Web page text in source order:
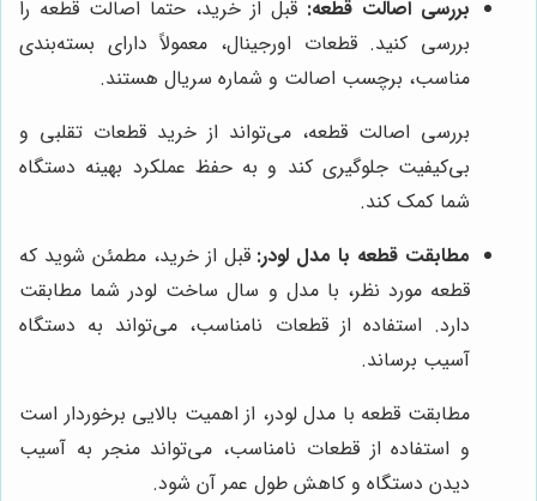
بررسی اصالت قطعه: قبل از خرید، حتماً اصالت قطعه را
بررسی کنید. قطعات اورجینال، معمولاً دارای بسته‌بندی
مناسب، برچسب اصالت و شماره سریال هستند.
بررسی اصالت قطعه، می‌تواند از خرید قطعات تقلبی و
بی‌کیفیت جلوگیری کند و به حفظ عملکرد بهینه دستگاه
شما کمک کند.
مطابقت قطعه با مدل لودر: قبل از خرید، مطمئن شوید که
قطعه مورد نظر، با مدل و سال ساخت لودر شما مطابقت
دارد. استفاده از قطعات نامناسب، می‌تواند به دستگاه
آسیب برساند.
مطابقت قطعه با مدل لودر، از اهمیت بالایی برخوردار است
و استفاده از قطعات نامناسب، می‌تواند منجر به آسیب
دیدن دستگاه و کاهش طول عمر آن شود.